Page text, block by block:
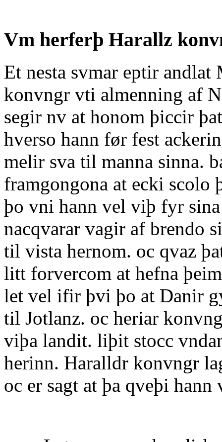
Vm herferþ Harallz
Et nesta svmar eptir
konvngr vti almenning af
segir nv at honom þiccir
hverso hann før fest
melir sva til manna sinna.
framgongona at ecki scolo
þo vni hann vel viþ fyr
nacqvarar vagir af brendo
til vista hernom. oc qvaz
litt forvercom at hefna
let vel ifir þvi þo at Danir
til Jotlanz. oc heriar
viþa landit. liþit stocc
herinn. Haralldr konvngr
oc er sagt at þa qveþi hann